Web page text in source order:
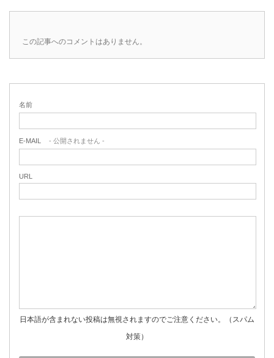
この記事へのコメントはありません。
名前
E-MAIL - 公開されません -
URL
日本語が含まれない投稿は無視されますのでご注意ください。（スパム
対策）